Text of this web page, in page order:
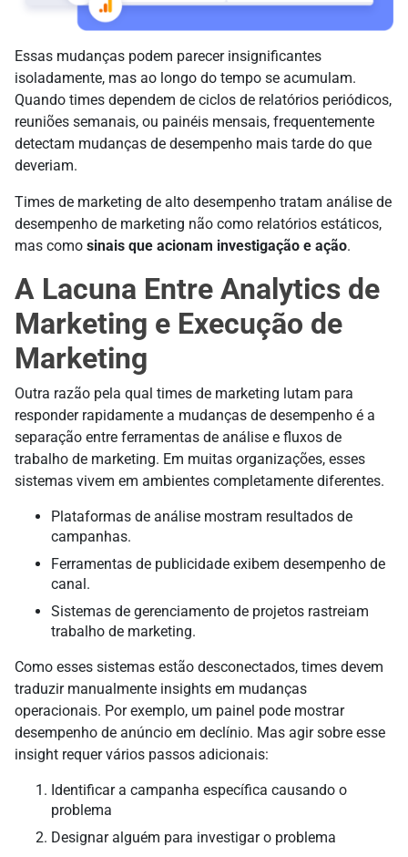
Essas mudanças podem parecer insignificantes
isoladamente, mas ao longo do tempo se acumulam.
Quando times dependem de ciclos de relatórios periódicos,
reuniões semanais, ou painéis mensais, frequentemente
detectam mudanças de desempenho mais tarde do que
deveriam.
Times de marketing de alto desempenho tratam análise de
desempenho de marketing não como relatórios estáticos,
mas como sinais que acionam investigação e ação.
A Lacuna Entre Analytics de
Marketing e Execução de
Marketing
Outra razão pela qual times de marketing lutam para
responder rapidamente a mudanças de desempenho é a
separação entre ferramentas de análise e fluxos de
trabalho de marketing. Em muitas organizações, esses
sistemas vivem em ambientes completamente diferentes.
Plataformas de análise mostram resultados de
campanhas.
Ferramentas de publicidade exibem desempenho de
canal.
Sistemas de gerenciamento de projetos rastreiam
trabalho de marketing.
Como esses sistemas estão desconectados, times devem
traduzir manualmente insights em mudanças
operacionais. Por exemplo, um painel pode mostrar
desempenho de anúncio em declínio. Mas agir sobre esse
insight requer vários passos adicionais:
Identificar a campanha específica causando o
problema
Designar alguém para investigar o problema